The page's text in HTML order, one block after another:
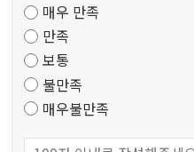
도
조
사
매우 만족
만족
보통
불만족
매우불만족